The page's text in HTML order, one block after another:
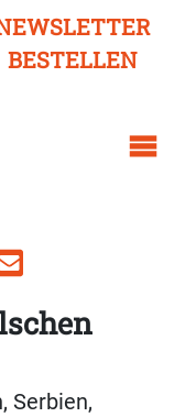
BESTELLEN
Serbien,